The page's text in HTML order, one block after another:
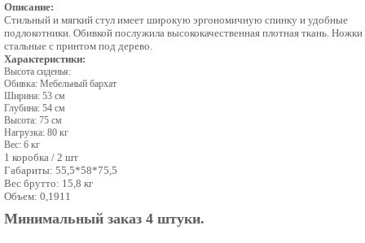
Описание:
Стильный и мягкий стул имеет широкую эргономичную спинку и удобные
подлокотники. Обивкой послужила высококачественная плотная ткань. Ножки
стальные с принтом под дерево.
Характеристики:
Высота сиденья:
Обивка: Мебельный бархат
Ширина: 53 см
Глубина: 54 см
Высота: 75 см
Нагрузка: 80 кг
Вес: 6 кг
1 коробка / 2 шт
Габариты: 55,5*58*75,5
Вес брутто: 15,8 кг
Объем: 0,1911
Минимальный заказ 4 штуки.